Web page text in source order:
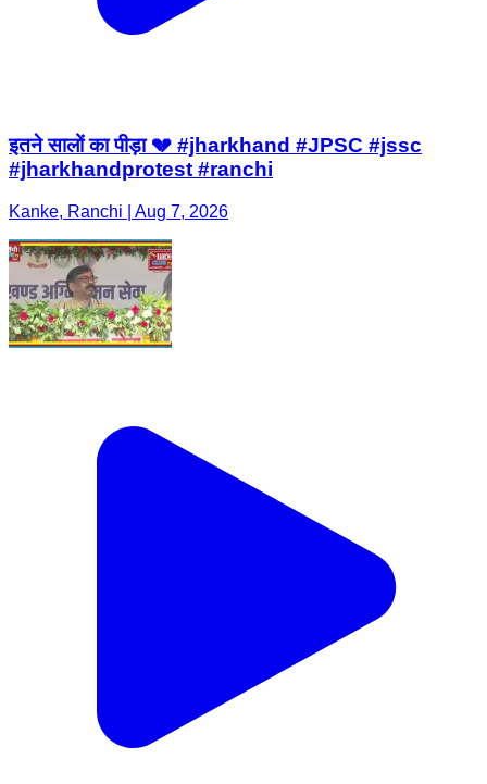
इतने सालों का पीड़ा 💔 #jharkhand #JPSC #jssc
#jharkhandprotest #ranchi
Kanke, Ranchi | Aug 7, 2026